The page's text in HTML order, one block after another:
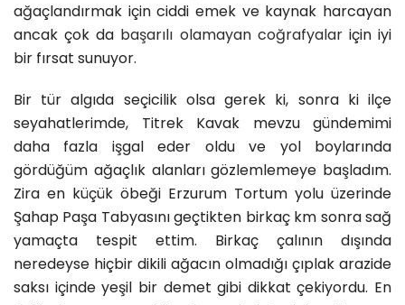
ağaçlandırmak için ciddi emek ve kaynak harcayan
ancak çok da başarılı olamayan coğrafyalariçin iyi
bir fırsat sunuyor.
Bir tür algıda seçicilik olsa gerek ki, sonra ki ilçe
seyahatlerimde, Titrek Kavak mevzu gündemimi
daha fazla işgal eder oldu ve yol boylarında
gördüğüm ağaçlık alanları gözlemlemeye başladım.
Zira en küçük öbeği Erzurum Tortum yolu üzerinde
Şahap Paşa Tabyasını geçtikten birkaç km sonra sağ
yamaçta tespit ettim. Birkaç çalının dışında
neredeyse hiçbir dikili ağacın olmadığı çıplak arazide
saksı içinde yeşil bir demet gibi dikkat çekiyordu. En